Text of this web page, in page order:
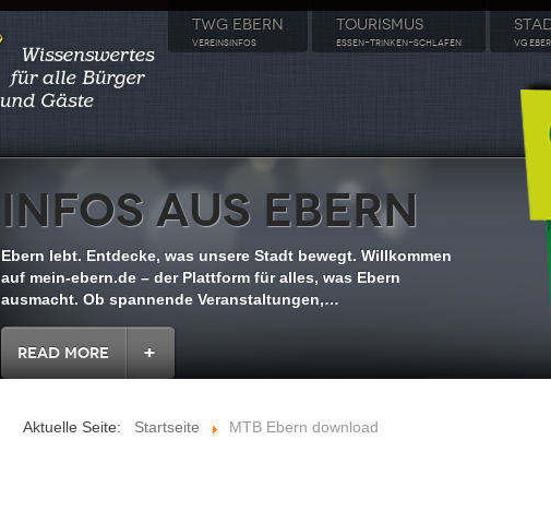
TWG EBERN
VEREINSINFOS
TOURISMUS
ESSEN-TRINKEN-SCHLAFEN VG
Infos aus Ebern
Ebern lebt. Entdecke, was unsere Stadt bewegt. Willkommen
auf mein-ebern.de – der Plattform für alles, was Ebern
ausmacht. Ob spannende Veranstaltungen,…
Read More
Aktuelle Seite: Startseite MTB Ebern download